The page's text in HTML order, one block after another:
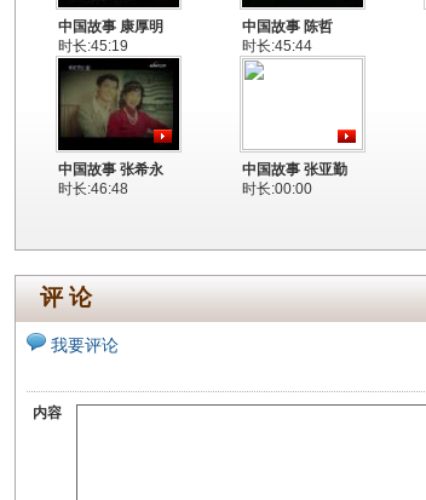
中国故事 康厚明
时长:45:19
中国故事 陈哲
时长:45:44
中国故事 张希永
时长:46:48
中国故事 张亚勤
时长:00:00
评 论
我要评论
内容